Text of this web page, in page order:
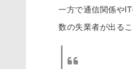
一方で通信関係や
数の失業者が出る